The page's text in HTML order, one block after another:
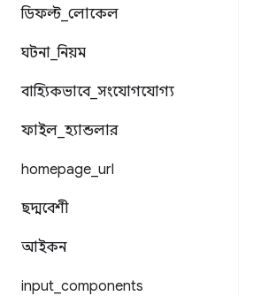
ডিফল্ট_ লোকেল
ঘটনা _নিয়ম
বাহ্যিকভাবে_ সংযোগযোগ্য
ফাইল হ্যান্ডলার
homepage url
ছদ্মবেশী
আইকন
input components